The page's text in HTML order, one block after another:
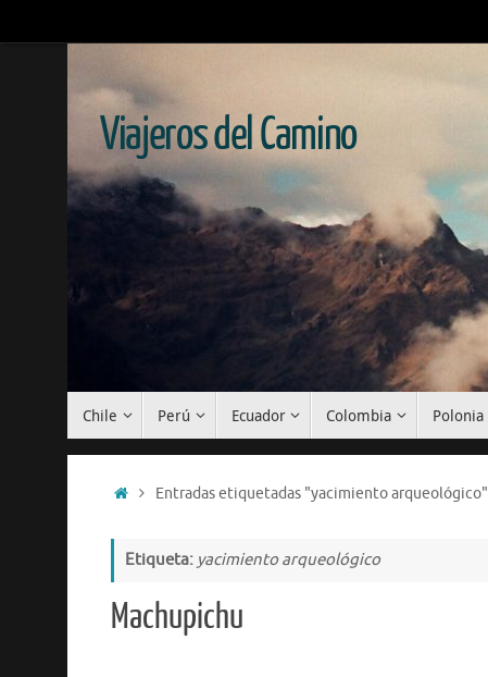
Viajeros del Camino
Chile Perú Ecuador Colombia Polonia
Entradas etiquetadas "yacimiento arqueológico"
Etiqueta: yacimiento arqueológico
Machupichu